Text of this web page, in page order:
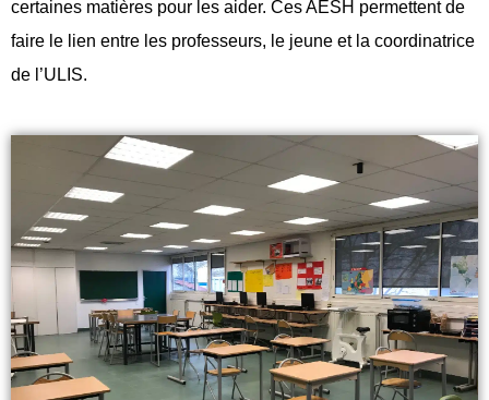
certaines matières pour les aider. Ces AESH permettent de
faire le lien entre les professeurs, le jeune et la coordinatrice
de l’ULIS.